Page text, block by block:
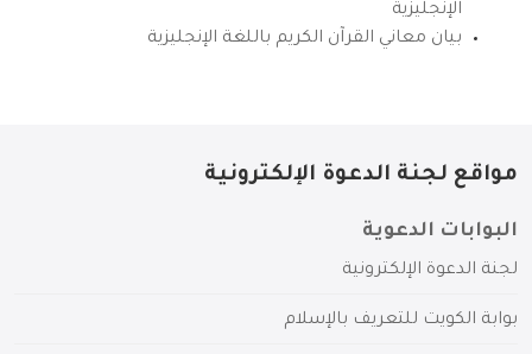
الإنجليزية
بيان معاني القرآن الكريم باللغة الإنجليزية
مواقع لجنة الدعوة الإلكترونية
البوابات الدعوية
لجنة الدعوة الإلكترونية
بوابة الكويت للتعريف بالإسلام